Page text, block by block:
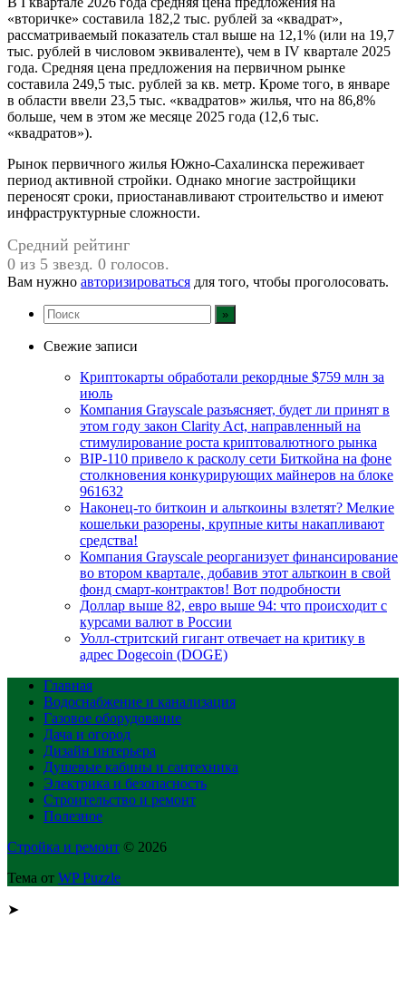
«вторичке» составила 182,2 тыс. рублей за «квадрат»,
рассматриваемый показатель стал выше на 12,1% (или на 19,7
тыс. рублей в числовом эквиваленте), чем в IV квартале 2025
года. Средняя цена предложения на первичном рынке
составила 249,5 тыс. рублей за кв. метр. Кроме того, в январе
в области ввели 23,5 тыс. «квадратов» жилья, что на 86,8%
больше, чем в этом же месяце 2025 года (12,6 тыс.
«квадратов»).
Рынок первичного жилья Южно-Сахалинска переживает
период активной стройки. Однако многие застройщики
переносят сроки, приостанавливают строительство и имеют
инфраструктурные сложности.
Средний рейтинг
0 из 5 звезд. 0 голосов.
Вам нужно авторизироваться для того, чтобы проголосовать.
Свежие записи
Криптокарты обработали рекордные $759 млн за
июль
Компания Grayscale разъясняет, будет ли принят в
этом году закон Clarity Act, направленный на
стимулирование роста криптовалютного рынка
BIP-110 привело к расколу сети Биткойна на фоне
столкновения конкурирующих майнеров на блоке
961632
Наконец-то биткоин и альткоины взлетят? Мелкие
кошельки разорены, крупные киты накапливают
средства!
Компания Grayscale реорганизует финансирование
во втором квартале, добавив этот альткоин в свой
фонд смарт-контрактов! Вот подробности
Доллар выше 82, евро выше 94: что происходит с
курсами валют в России
Уолл-стритский гигант отвечает на критику в
адрес Dogecoin (DOGE)
Главная
Водоснабжение и канализация
Газовое оборудование
Дача и огород
Дизайн интерьера
Душевые кабины и сантехника
Электрика и безопасность
Строительство и ремонт
Полезное
Стройка и ремонт © 2026
Тема от WP Puzzle
➤